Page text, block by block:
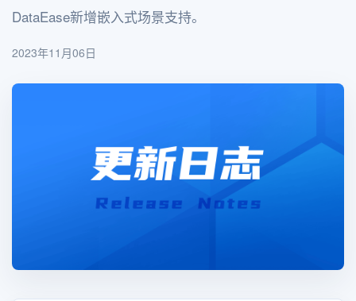
DataEase新增嵌入式场景支持。
2023年11月06日